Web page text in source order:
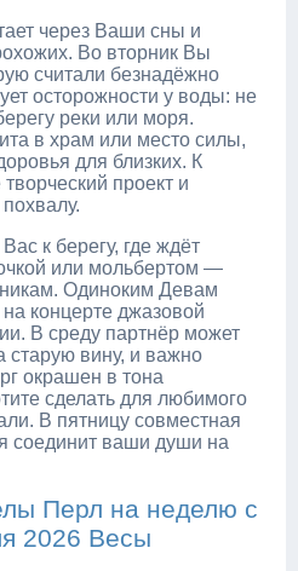
через Ваши сны и
Во вторник Вы
считали безнадёжно
осторожности у воды: не
реки или моря.
в храм или место силы,
для близких. К
проект и
к берегу, где ждёт
или мольбертом —
Одиноким Девам
на концерте джазовой
В среду партнёр может
старую вину, и важно
окрашен в тона
сделать для любимого
В пятницу совместная
соединит ваши души на
Перл на неделю с
2026 Весы